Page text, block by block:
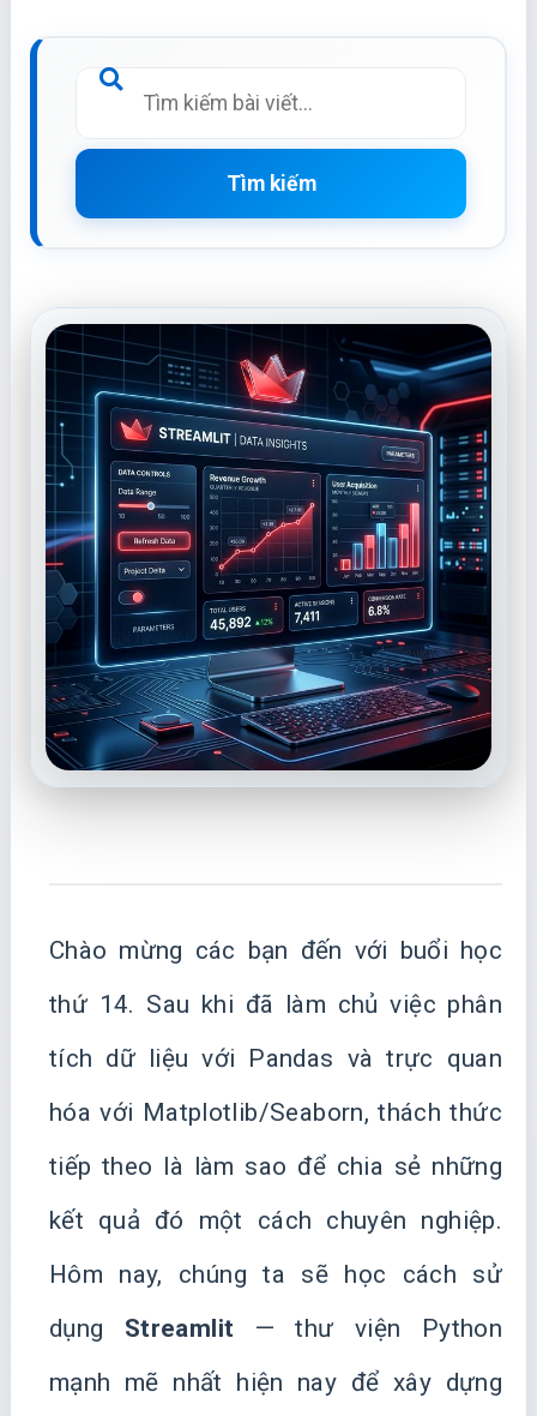
Tìm kiếm
Chào mừng các bạn đến với buổi học
thứ 14. Sau khi đã làm chủ việc phân
tích dữ liệu với Pandas và trực quan
hóa với Matplotlib/Seaborn, thách thức
tiếp theo là làm sao để chia sẻ những
kết quả đó một cách chuyên nghiệp.
Hôm nay, chúng ta sẽ học cách sử
dụng Streamlit — thư viện Python
mạnh mẽ nhất hiện nay để xây dựng